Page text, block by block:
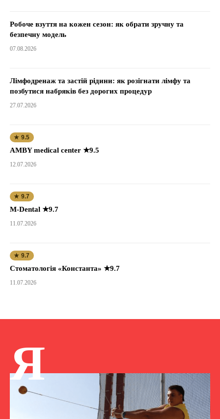
Робоче взуття на кожен сезон: як обрати зручну та
безпечну модель
07.08.2026
Лімфодренаж та застій рідини: як розігнати лімфу та
позбутися набряків без дорогих процедур
27.07.2026
★ 9.5
AMBY medical center ★9.5
12.07.2026
★ 9.7
M-Dental ★9.7
11.07.2026
★ 9.7
Стоматологія «Константа» ★9.7
11.07.2026
Я